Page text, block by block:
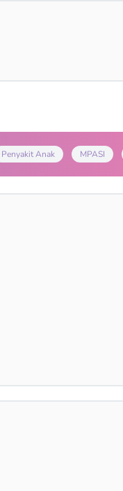
Penyakit Anak MPASI